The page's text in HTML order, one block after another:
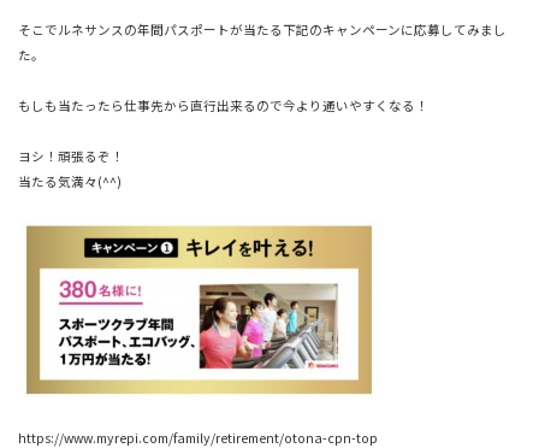
そこでルネサンスの年間パスポートが当たる下記のキャンペーンに応募してみまし
た。
もしも当たったら仕事先から直行出来るので今より通いやすくなる！
ヨシ！頑張るぞ！
当たる気満々(^^)
https://www.myrepi.com/family/retirement/otona-cpn-top